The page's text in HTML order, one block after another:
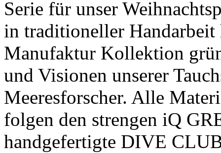
Serie für unser
in traditioneller
Manufaktur Kollektion
und Visionen unserer
Meeresforscher. Alle
folgen den strengen iQ
handgefertigte DIVE